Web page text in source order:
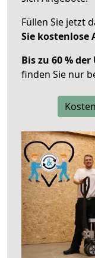
Füllen Sie jetzt
Sie kostenlose
Bis zu 60 %
finden Sie nur